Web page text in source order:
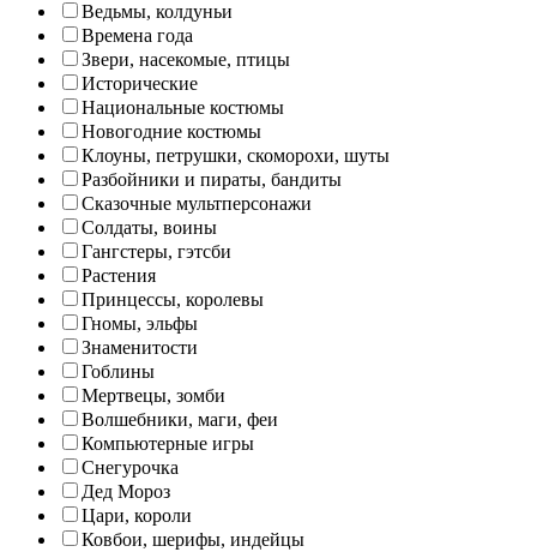
Ведьмы, колдуньи
Времена года
Звери, насекомые, птицы
Исторические
Национальные костюмы
Новогодние костюмы
Клоуны, петрушки, скоморохи, шуты
Разбойники и пираты, бандиты
Сказочные мультперсонажи
Солдаты, воины
Гангстеры, гэтсби
Растения
Принцессы, королевы
Гномы, эльфы
Знаменитости
Гоблины
Мертвецы, зомби
Волшебники, маги, феи
Компьютерные игры
Снегурочка
Дед Мороз
Цари, короли
Ковбои, шерифы, индейцы